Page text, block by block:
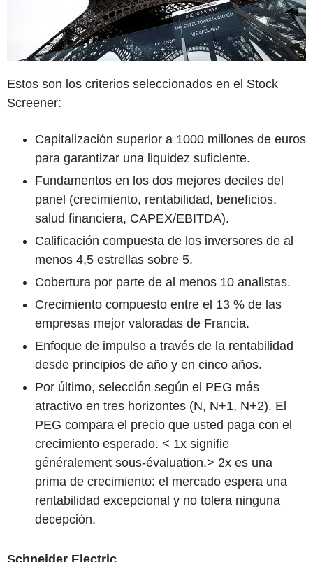
Estos son los criterios seleccionados en el Stock
Screener:
Capitalización superior a 1000 millones de euros
para garantizar una liquidez suficiente.
Fundamentos en los dos mejores deciles del
panel (crecimiento, rentabilidad, beneficios,
salud financiera, CAPEX/EBITDA).
Calificación compuesta de los inversores de al
menos 4,5 estrellas sobre 5.
Cobertura por parte de al menos 10 analistas.
Crecimiento compuesto entre el 13 % de las
empresas mejor valoradas de Francia.
Enfoque de impulso a través de la rentabilidad
desde principios de año y en cinco años.
Por último, selección según el PEG más
atractivo en tres horizontes (N, N+1, N+2). El
PEG compara el precio que usted paga con el
crecimiento esperado. < 1x signifie
généralement sous-évaluation.> 2x es una
prima de crecimiento: el mercado espera una
rentabilidad excepcional y no tolera ninguna
decepción.
Schneider Electric